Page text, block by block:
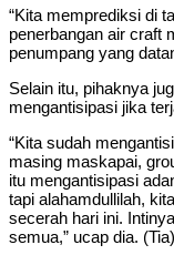
“Kita memprediksi di
penerbangan air craft
penumpang yang
Selain itu, pihaknya
mengantisipasi jika
“Kita sudah
masing maskapai,
itu mengantisipasi
tapi alahamdullilah,
secerah hari ini.
semua,” ucap dia. (Tia)